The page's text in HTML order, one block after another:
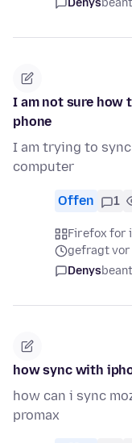
Denys
I am not sure how
phone
I am trying to
computer
Offen 1
Firefox for
gefragt vor
Denys
how sync with
how can i sync
promax